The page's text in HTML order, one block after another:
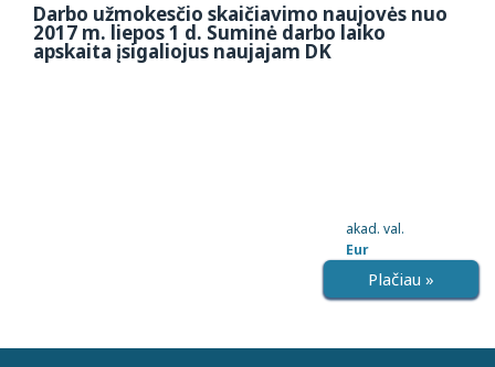
Darbo užmokesčio skaičiavimo naujovės nuo
2017 m. liepos 1 d. Suminė darbo laiko
apskaita įsigaliojus naujajam DK
akad. val.
Eur
Plačiau »